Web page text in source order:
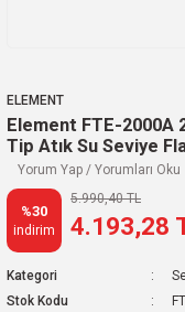
ELEMENT
Element FTE-2000A
Tip Atık Su Seviye
Yorum Yap / Yorumları Oku
%30
indirim
5.990,40 TL
4.193,28
Kategori
Stok Kodu